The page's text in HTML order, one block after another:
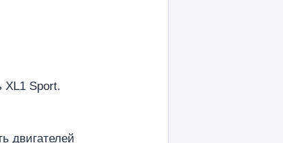
XL1 Sport.
двигателей